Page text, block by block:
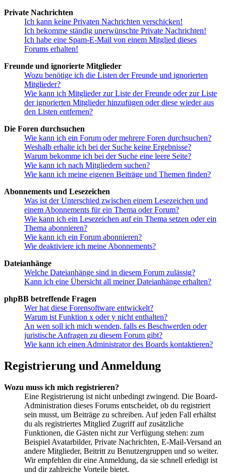
Private Nachrichten
Ich kann keine Privaten Nachrichten verschicken!
Ich bekomme ständig unerwünschte Private Nachrichten!
Ich habe eine Spam-E-Mail von einem Mitglied dieses
Forums erhalten!
Freunde und ignorierte Mitglieder
Wozu benötige ich die Listen der Freunde und ignorierten
Mitglieder?
Wie kann ich Mitglieder zur Liste der Freunde oder zur Liste
der ignorierten Mitglieder hinzufügen oder diese wieder aus
den Listen entfernen?
Die Foren durchsuchen
Wie kann ich ein Forum oder mehrere Foren durchsuchen?
Weshalb erhalte ich bei der Suche keine Ergebnisse?
Warum bekomme ich bei der Suche eine leere Seite?
Wie kann ich nach Mitgliedern suchen?
Wie kann ich meine eigenen Beiträge und Themen finden?
Abonnements und Lesezeichen
Was ist der Unterschied zwischen einem Lesezeichen und
einem Abonnements für ein Thema oder Forum?
Wie kann ich ein Lesezeichen auf ein Thema setzen oder ein
Thema abonnieren?
Wie kann ich ein Forum abonnieren?
Wie deaktiviere ich meine Abonnements?
Dateianhänge
Welche Dateianhänge sind in diesem Forum zulässig?
Kann ich eine Übersicht all meiner Dateianhänge erhalten?
phpBB betreffende Fragen
Wer hat diese Forensoftware entwickelt?
Warum ist Funktion x oder y nicht enthalten?
An wen soll ich mich wenden, falls es Beschwerden oder
juristische Anfragen zu diesem Forum gibt?
Wie kann ich einen Administrator des Boards kontaktieren?
Registrierung und Anmeldung
Wozu muss ich mich registrieren?
Eine Registrierung ist nicht unbedingt zwingend. Die Board-
Administration dieses Forums entscheidet, ob du registriert
sein musst, um Beiträge zu schreiben. Auf jeden Fall erhältst
du als registriertes Mitglied Zugriff auf zusätzliche
Funktionen, die Gästen nicht zur Verfügung stehen: zum
Beispiel Avatarbilder, Private Nachrichten, E-Mail-Versand an
andere Mitglieder, Beitritt zu Benutzergruppen und so weiter.
Wir empfehlen dir eine Anmeldung, da sie schnell erledigt ist
und dir zahlreiche Vorteile bietet.